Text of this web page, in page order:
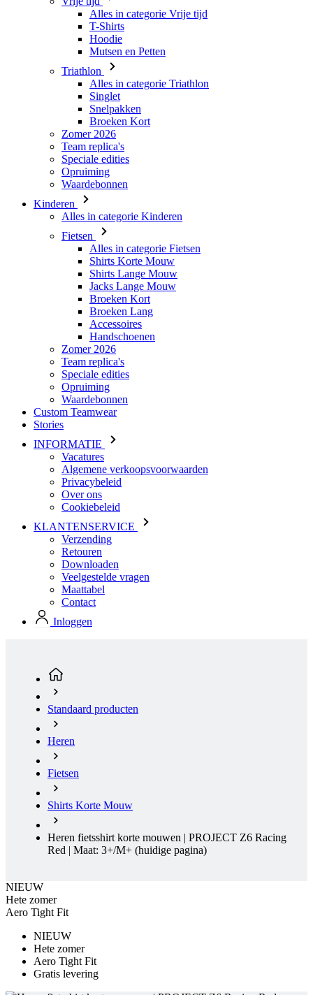
Triathlon
Alles in categorie Triathlon
Singlet
Snelpakken
Broeken Kort
Zomer 2026
Team replica's
Speciale edities
Opruiming
Waardebonnen
Kinderen
Alles in categorie Kinderen
Fietsen
Alles in categorie Fietsen
Shirts Lange Mouw
Jacks Lange Mouw
Broeken Kort
Broeken Lang
Accessoires
Handschoenen
Zomer 2026
Team replica's
Speciale edities
Opruiming
Waardebonnen
Custom Teamwear
Stories
INFORMATIE
Vacatures
Algemene verkoopsvoorwaarden
Privacybeleid
Cookiebeleid
KLANTENSERVICE
Verzending
Retouren
Downloaden
Veelgestelde vragen
Maattabel
Contact
Inloggen
Heren
Fietsen
Shirts Korte Mouw
Heren fietsshirt korte mouwen | PROJECT Z6 Racing
Red | Maat: 3+/M+
NIEUW
Hete zomer
Aero Tight Fit
Hete zomer
Aero Tight Fit
Gratis levering